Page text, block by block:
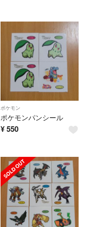
ポケモン
ポケモンパンシール
¥ 550